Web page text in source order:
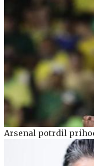
Arsenal potrdil